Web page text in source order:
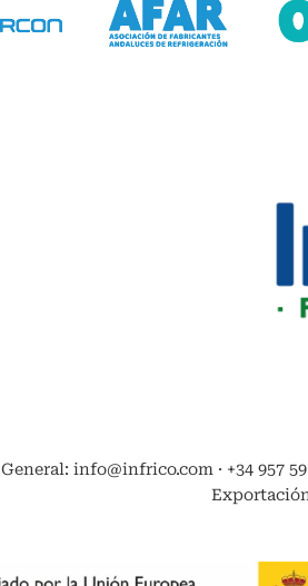
General: info@infrico.com · +34 957